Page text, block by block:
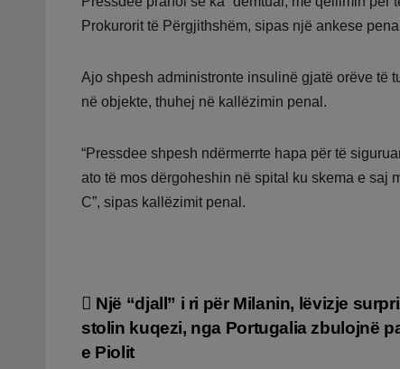
Prokurorit të Përgjithshëm, sipas një ankese
Ajo shpesh administronte insulinë gjatë orëve të
në objekte, thuhej në kallëzimin penal.
“Pressdee shpesh ndërmerrte hapa për të
ato të mos dërgoheshin në spital ku skema e saj
C”, sipas kallëzimit penal.
Lëvizje
te
Një “djall” i ri për Milanin, lëvizje
stolin kuqezi, nga Portugalia zbulojnë
e Piolit